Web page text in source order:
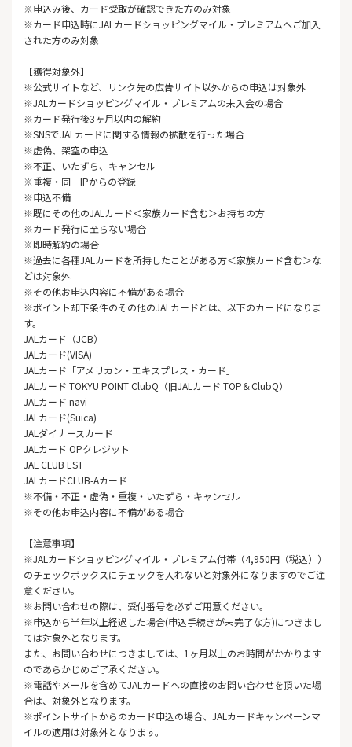
※申込み後、カード受取が確認できた方のみ対象
※カード申込時にJALカードショッピングマイル・プレミアムへご加入
された方のみ対象
【獲得対象外】
※公式サイトなど、リンク先の広告サイト以外からの申込は対象外
※JALカードショッピングマイル・プレミアムの未入会の場合
※カード発行後3ヶ月以内の解約
※SNSでJALカードに関する情報の拡散を行った場合
※虚偽、架空の申込
※不正、いたずら、キャンセル
※重複・同一IPからの登録
※申込不備
※既にその他のJALカード＜家族カード含む＞お持ちの方
※カード発行に至らない場合
※即時解約の場合
※過去に各種JALカードを所持したことがある方＜家族カード含む＞な
どは対象外
※その他お申込内容に不備がある場合
※ポイント却下条件のその他のJALカードとは、以下のカードになりま
す。
JALカード（JCB）
JALカード(VISA)
JALカード「アメリカン・エキスプレス・カード」
JALカード TOKYU POINT ClubQ（旧JALカード TOP＆ClubQ）
JALカード navi
JALカード(Suica)
JALダイナースカード
JALカード OPクレジット
JAL CLUB EST
JALカードCLUB-Aカード
※不備・不正・虚偽・重複・いたずら・キャンセル
※その他お申込内容に不備がある場合
【注意事項】
※JALカードショッピングマイル・プレミアム付帯（4,950円（税込））
のチェックボックスにチェックを入れないと対象外になりますのでご注
意ください。
※お問い合わせの際は、受付番号を必ずご用意ください。
※申込から半年以上経過した場合(申込手続きが未完了な方)につきまし
ては対象外となります。
また、お問い合わせにつきましては、1ヶ月以上のお時間がかかります
のであらかじめご了承ください。
※電話やメールを含めてJALカードへの直接のお問い合わせを頂いた場
合は、対象外となります。
※ポイントサイトからのカード申込の場合、JALカードキャンペーンマ
イルの適用は対象外となります。